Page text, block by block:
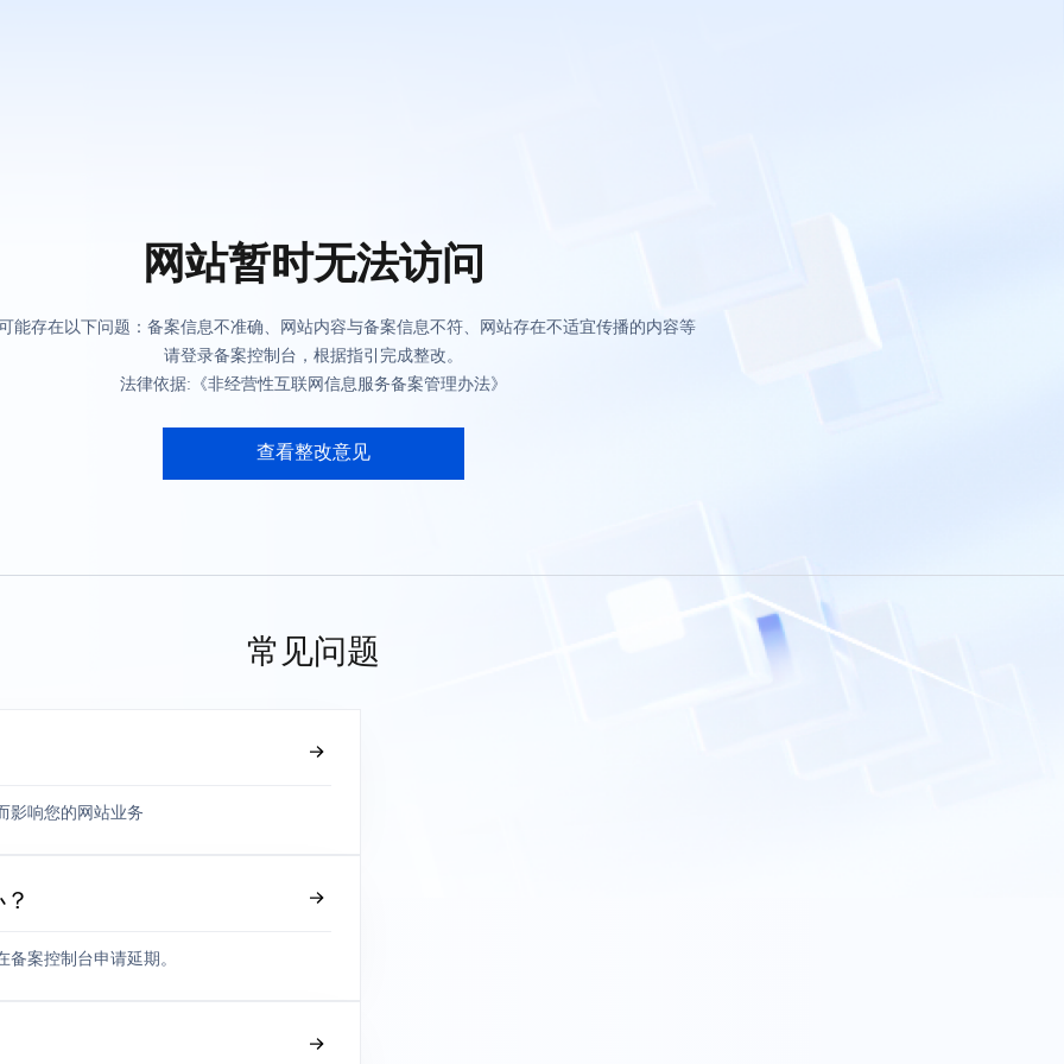
网站暂时无法访问
能存在以下问题：备案信息不准确、网站内容与备案信息不符、网站存在不适宜传播的内容等
请登录备案控制台，根据指引完成整改。
法律依据:《非经营性互联网信息服务备案管理办法》
查看整改意见
常见问题
影响您的网站业务
案控制台申请延期。